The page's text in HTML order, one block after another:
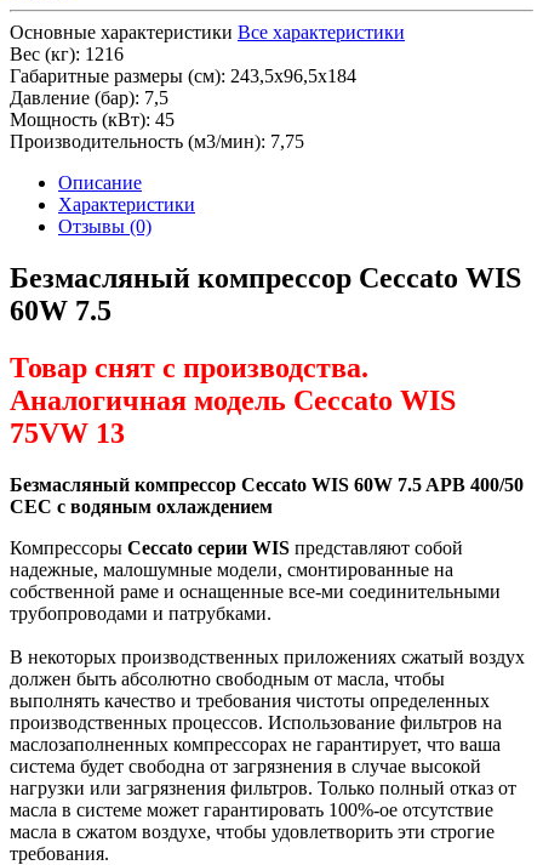
Основные характеристики Все характеристики
Вес (кг): 1216
Габаритные размеры (см): 243,5х96,5х184
Давление (бар): 7,5
Мощность (кВт): 45
Производительность (м3/мин): 7,75
Описание
Характеристики
Отзывы (0)
Безмасляный компрессор Ceccato WIS
60W 7.5
Товар снят с производства.
Аналогичная модель Ceccato WIS
75VW 13
Безмасляный компрессор Ceccato WIS 60W 7.5 APB 400/50
CEC с водяным охлаждением
Компрессоры Ceccato серии WIS представляют собой
надежные, малошумные модели, смонтированные на
собственной раме и оснащенные все-ми соединительными
трубопроводами и патрубками.
В некоторых производственных приложениях сжатый воздух
должен быть абсолютно свободным от масла, чтобы
выполнять качество и требования чистоты определенных
производственных процессов. Использование фильтров на
маслозаполненных компрессорах не гарантирует, что ваша
система будет свободна от загрязнения в случае высокой
нагрузки или загрязнения фильтров. Только полный отказ от
масла в системе может гарантировать 100%-ое отсутствие
масла в сжатом воздухе, чтобы удовлетворить эти строгие
требования.